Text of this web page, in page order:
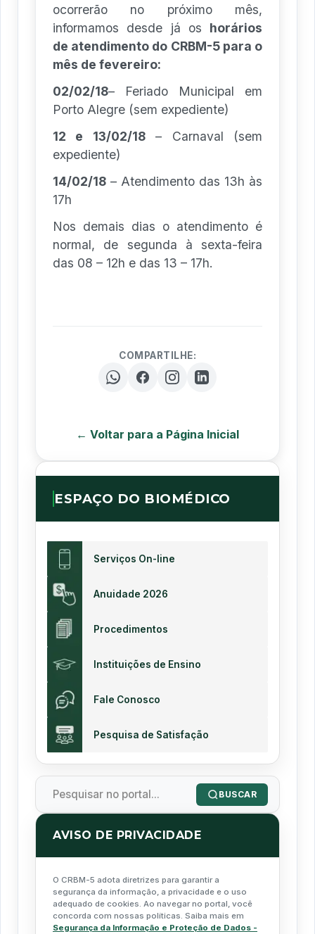
ocorrerão no próximo mês,
informamos desde já os horários
de atendimento do CRBM-5 para o
mês de fevereiro:
02/02/18– Feriado Municipal em
Porto Alegre (sem expediente)
12 e 13/02/18– Carnaval (sem
expediente)
14/02/18 – Atendimento das 13h às
17h
Nos demais dias o atendimento é
normal, de segunda à sexta-feira
das 08 – 12h e das 13 – 17h.
COMPARTILHE:
← Voltar para a Página Inicial
ESPAÇO DO BIOMÉDICO
Serviços On-line
Anuidade 2026
Procedimentos
Instituições de Ensino
Fale Conosco
Pesquisa de Satisfação
BUSCAR
AVISO DE PRIVACIDADE
O CRBM-5 adota diretrizes para garantir a
segurança da informação, a privacidade e o uso
adequado de cookies. Ao navegar no portal, você
concorda com nossas políticas. Saiba mais em
Segurança da Informação e Proteção de Dados -